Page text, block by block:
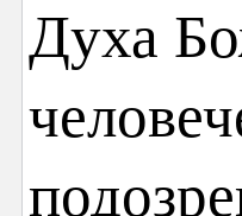
Духа